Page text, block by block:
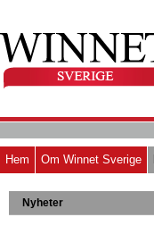
Hem Om Winnet Sverige
Nyheter